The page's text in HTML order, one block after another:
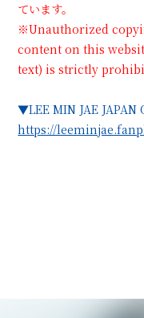
ています。
※Unauthorized
content on this
text) is strictly
▼LEE MIN JAE JAPAN
https://